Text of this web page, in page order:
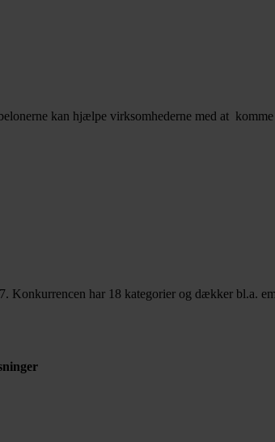
kan hjælpe virksomhederne med at
Konkurrencen har 18 kategorier og dækker bl.a.